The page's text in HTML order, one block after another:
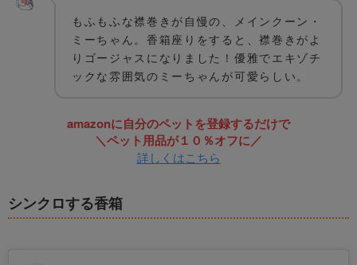
もふもふな襟巻きが自慢の、メインクーン・
ミーちゃん。香箱座りをすると、襟巻きがよ
りゴージャスになりました！優雅でエキゾチ
ックな雰囲気のミーちゃんが可愛らしい。
amazonに自分のペットを登録するだけで
＼ペット用品が１０％オフに／
詳しくはこちら
シンクロする香箱